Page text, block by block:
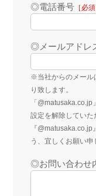
◎電話番号［必須
◎メールアドレ
※当社からのメール
り致します。
「
設定を解除してい
『
う、宜しくお願い申
◎お問い合わせ